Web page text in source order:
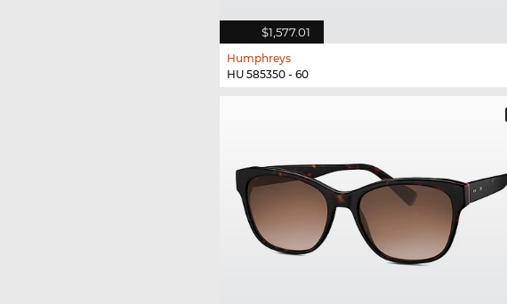
$1,577.01
Humphreys
HU 585350 - 60